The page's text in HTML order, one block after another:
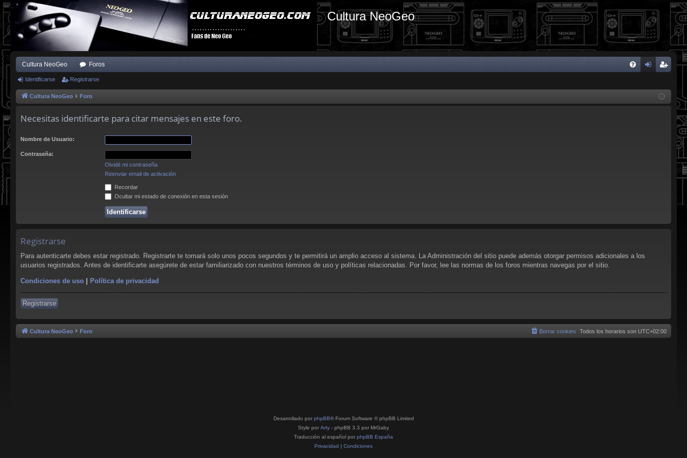
Cultura NeoGeo
Cultura NeoGeo Foros
ist
Identificarse Registrarse
Cultura NeoGeo Foro
Necesitas identificarte para citar mensajes en este foro.
Nombre de Usuario:
Contraseña:
Olvidé mi contraseña
Reenviar email de activación
Recordar
Ocultar mi estado de conexión en esta sesión
Registrarse
Para autenticarte debes estar registrado. Registrarte te tomará solo unos pocos segundos y te permitirá un amplio acceso al sistema. La Administración del sitio puede además otorgar permisos adicionales a los
usuarios registrados. Antes de identificarte asegúrete de estar familiarizado con nuestros términos de uso y políticas relacionadas. Por favor, lee las normas de los foros mientras navegas por el sitio.
Condiciones de uso | Política de privacidad
Registrarse
Cultura NeoGeo Foro Todos los horarios son UTC+02:00
Borrar cookies
Desarrollado por phpBB® Forum Software © phpBB Limited
Style por Arty - phpBB 3.3 por MrGaby
Traducción al español por phpBB España
Privacidad | Condiciones